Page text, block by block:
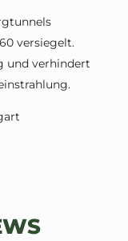
versiegelt.
und verhindert